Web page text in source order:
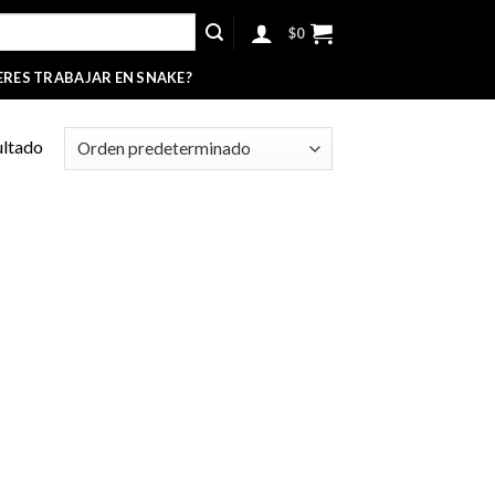
$0
TRABAJAR EN SNAKE?